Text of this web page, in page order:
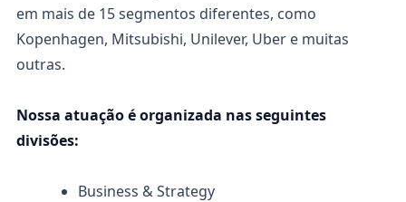
em mais de 15 segmentos diferentes, como
Kopenhagen, Mitsubishi, Unilever, Uber e muitas
outras.
Nossa atuação é organizada nas seguintes
divisões:
Business & Strategy